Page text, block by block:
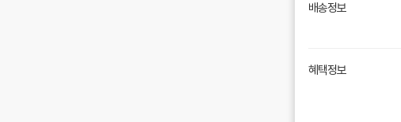
배송정보
혜택정보